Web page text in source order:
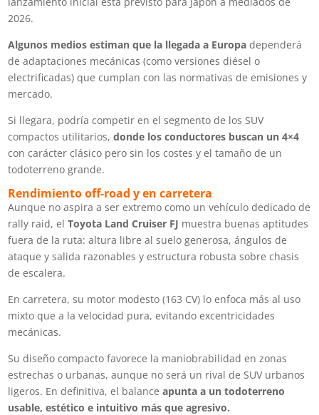
2026.
Algunos medios estiman que la llegada a Europa dependerá
de adaptaciones mecánicas (como versiones diésel o
electrificadas) que cumplan con las normativas de emisiones y
mercado.
Si llegara, podría competir en el segmento de los SUV
compactos utilitarios,donde los conductores buscan un 4×4
con carácter clásico pero sin los costes y el tamaño de un
todoterreno grande.
Rendimiento off-road y en carretera
Aunque no aspira a ser extremo como un vehículo dedicado de
rally raid, elToyota Land Cruiser FJ muestra buenas aptitudes
fuera de la ruta: altura libre al suelo generosa, ángulos de
ataque y salida razonables y estructura robusta sobre chasis
de escalera.
En carretera, su motor modesto (163 CV) lo enfoca más al uso
mixto que a la velocidad pura, evitando excentricidades
mecánicas.
Su diseño compacto favorece la maniobrabilidad en zonas
estrechas o urbanas, aunque no será un rival de SUV urbanos
ligeros. En definitiva, el balanceapunta a un todoterreno
usable, estético e intuitivo más que agresivo.